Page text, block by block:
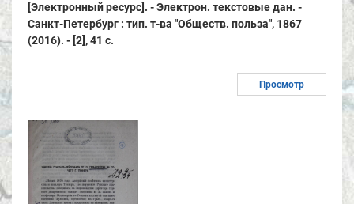
[Электронный ресурс]. - Электрон. текстовые дан. -
Санкт-Петербург : тип. т-ва "Обществ. польза", 1867
(2016). - [2], 41 с.
Просмотр